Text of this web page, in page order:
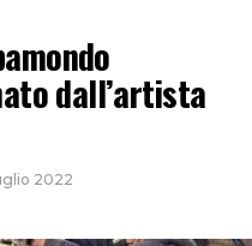
dall’artista
2022